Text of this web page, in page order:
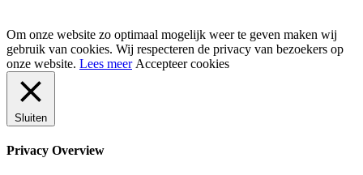
Om onze website zo optimaal mogelijk weer te geven maken wij
gebruik van cookies. Wij respecteren de privacy van bezoekers op
onze website. Lees meer Accepteer cookies
Sluiten
Privacy Overview